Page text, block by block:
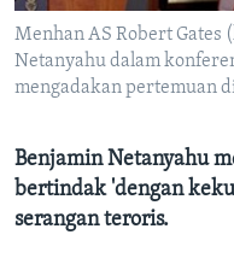
Menhan AS Robert
Netanyahu dalam
mengadakan pertemuan
Benjamin Netanyahu
bertindak 'dengan
serangan teroris.